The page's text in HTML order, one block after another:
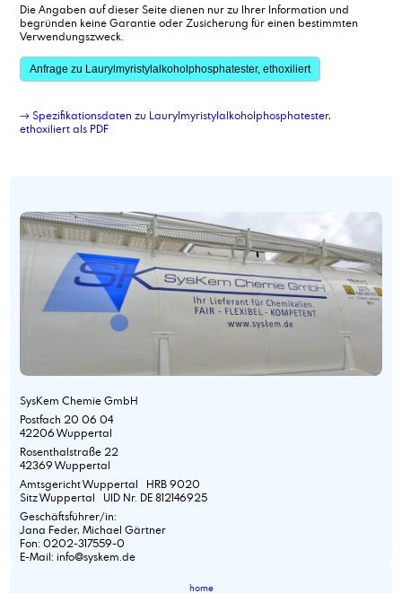
Die Angaben auf dieser Seite dienen nur zu Ihrer Information und
begründen keine Garantie oder Zusicherung für einen bestimmten
Verwendungszweck.
Anfrage zu Laurylmyristylalkoholphosphatester, ethoxiliert
→ Spezifikationsdaten zu Laurylmyristylalkoholphosphatester,
ethoxiliert als PDF
SysKem Chemie GmbH
Postfach 20 06 04
42206 Wuppertal
Rosenthalstraße 22
42369 Wuppertal
Amtsgericht Wuppertal HRB 9020
Sitz Wuppertal UID Nr. DE 812146925
Geschäftsführer/in:
Jana Feder, Michael Gärtner
Fon: 0202-317559-0
E-Mail: info@syskem.de
home